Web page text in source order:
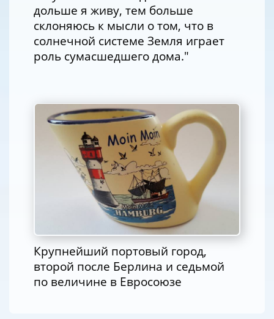
дольше я живу, тем больше
склоняюсь к мысли о том, что в
солнечной системе Земля играет
роль сумасшедшего дома."
Крупнейший портовый город,
второй после Берлина и седьмой
по величине в Евросоюзе